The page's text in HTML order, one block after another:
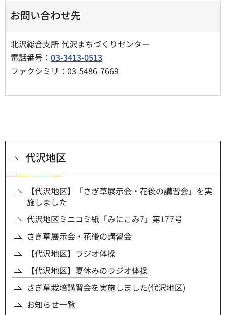
お問い合わせ先
北沢総合支所 代沢まちづくりセンター
電話番号： 03-3413-0513
ファクシミリ：03-5486-7669
代沢地区
【代沢地区】「さぎ草展示会・花後の講習会」を実
施しました
代沢地区ミニコミ紙「みにこみ7」第177号
さぎ草展示会・花後の講習会
【代沢地区】ラジオ体操
【代沢地区】夏休みのラジオ体操
さぎ草栽培講習会を実施しました(代沢地区)
お知らせ一覧